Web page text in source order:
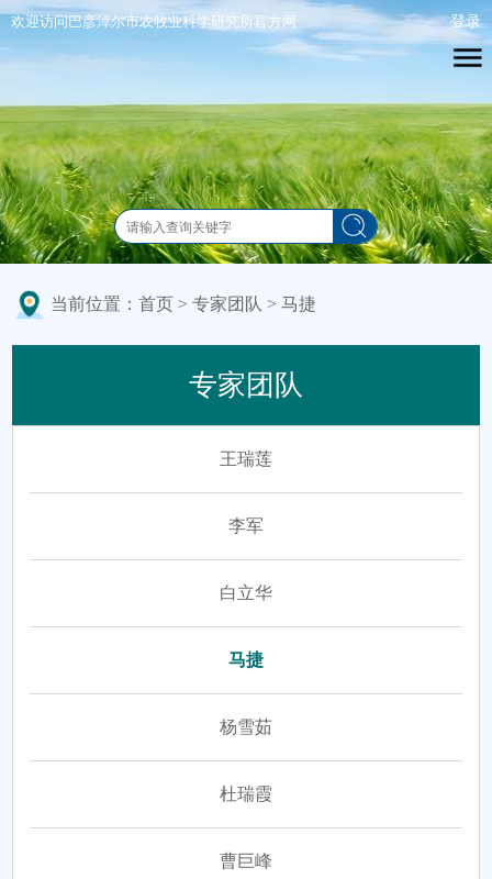
欢迎访问巴彦淖尔市农牧业科学研究所官方网
当前位置：首页 >专家团队 >马捷
专家团队
王瑞莲
李军
白立华
马捷
杨雪茹
杜瑞霞
曹巨峰